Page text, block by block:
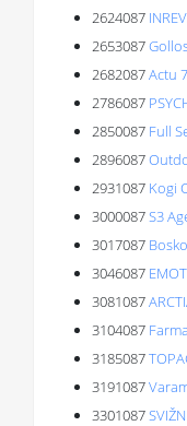
2624087
2653087
2682087Actu
2786087
2850087 Full
2896087
2931087 Kogi
3000087S3
3017087
3046087
3081087
3104087
3185087
3191087
3301087